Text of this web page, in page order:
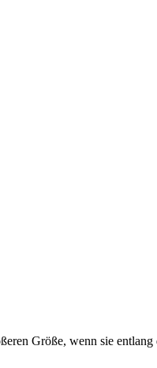
Größe, wenn sie entlang